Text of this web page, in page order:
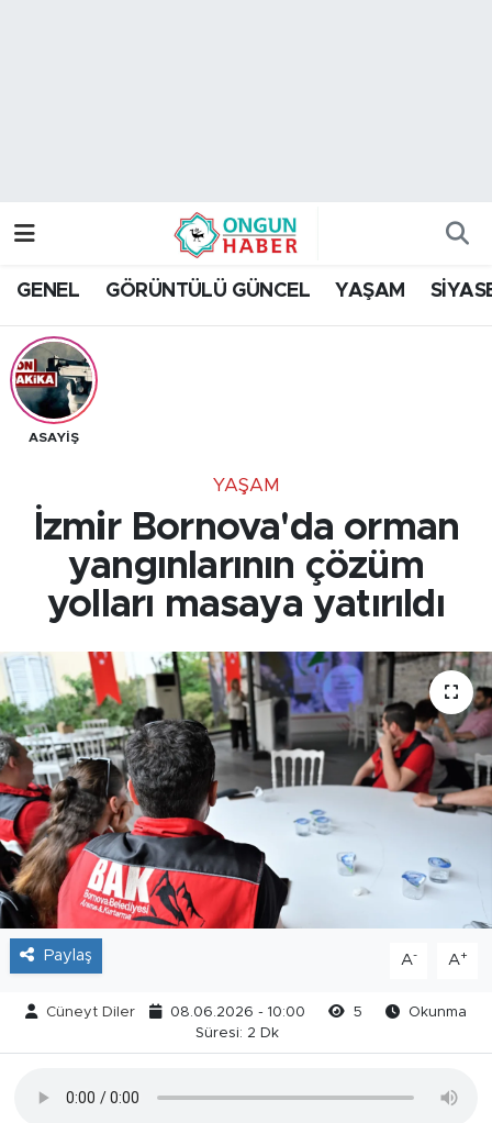
GENEL GÖRÜNTÜLÜ GÜNCEL YAŞAM
ASAYİŞ
YAŞAM
İzmir Bornova'da orman
yangınlarının çözüm
yolları masaya yatırıldı
Paylaş A- A+
Cüneyt Diler 08.06.2026 - 10:00 5
Okunma
Süresi: 2 Dk
Trafik Durumu
Tüm Manşetler
Son Dakika Haberleri